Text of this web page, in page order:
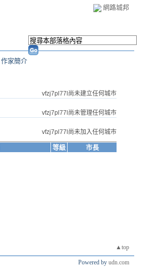
網路城邦
作家簡介
vfzj7pl77l尚未建立任何城市
vfzj7pl77l尚未管理任何城市
vfzj7pl77l尚未加入任何城市
等級 市長
▲top
Powered by udn.com